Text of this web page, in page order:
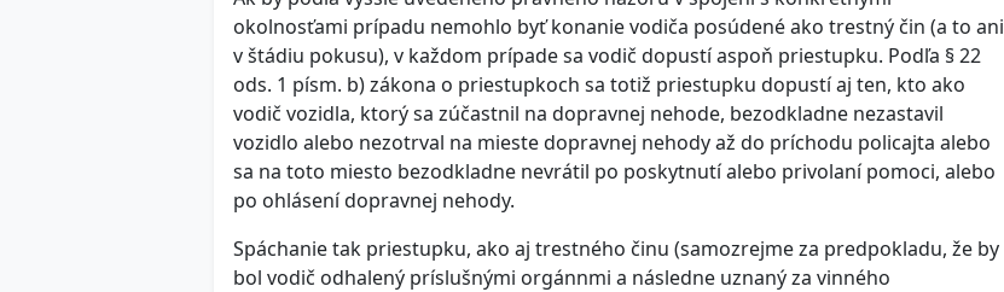
okolnosťami prípadu nemohlo byť konanie vodiča posúdené ako trestný čin (a to ani
v štádiu pokusu), v každom prípade sa vodič dopustí aspoň priestupku. Podľa § 22
ods. 1 písm. b) zákona o priestupkoch sa totiž priestupku dopustí aj ten, kto ako
vodič vozidla, ktorý sa zúčastnil na dopravnej nehode, bezodkladne nezastavil
vozidlo alebo nezotrval na mieste dopravnej nehody až do príchodu policajta alebo
sa na toto miesto bezodkladne nevrátil po poskytnutí alebo privolaní pomoci, alebo
po ohlásení dopravnej nehody.
Spáchanie tak priestupku, ako aj trestného činu (samozrejme za predpokladu, že by
bol vodič odhalený príslušnými orgánnmi a následne uznaný za vinného